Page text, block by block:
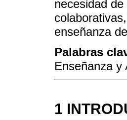
necesidad
enseñanza
Palabras
Enseñanza y
1